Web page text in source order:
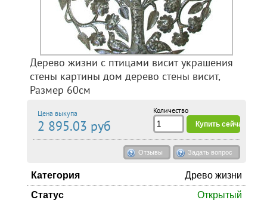
Дерево жизни с птицами висит украшения
стены картины дом дерево стены висит,
Размер 60см
Цена выкупа
2 895.03 руб
Количество
Отзывы Задать вопрос
Категория
Древо жизни
Статус
Открытый